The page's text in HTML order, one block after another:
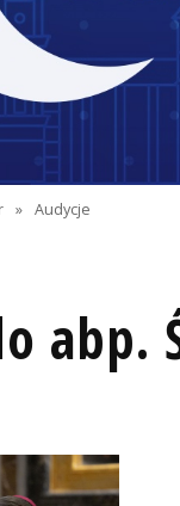
» Audycje
abp.